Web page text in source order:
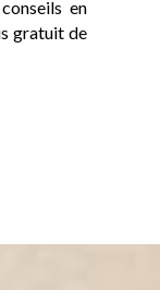
en
gratuit de